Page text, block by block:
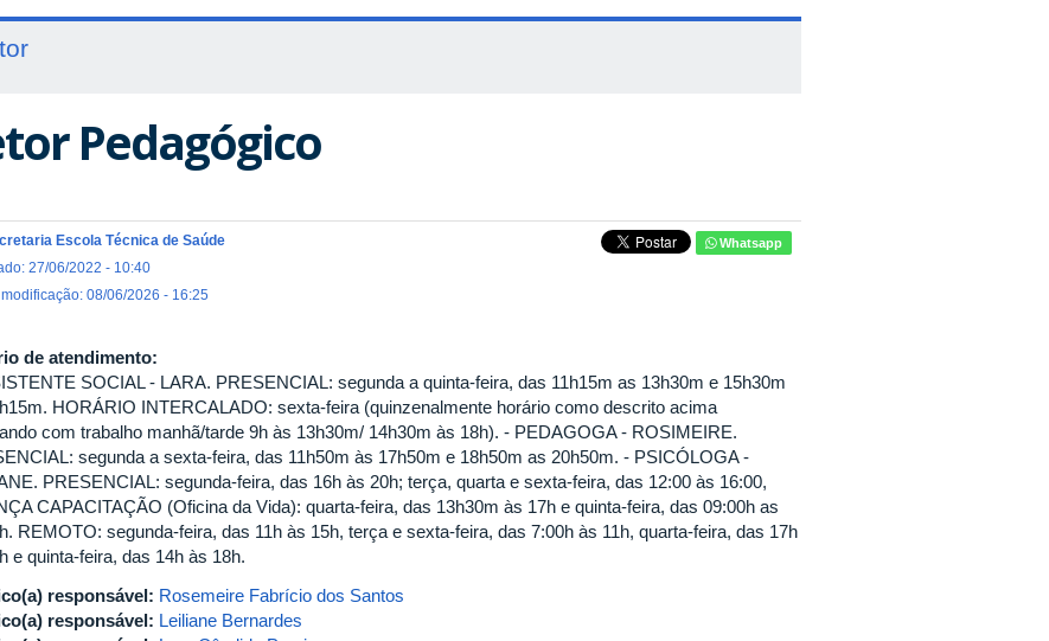
Pedagógico
Escola Técnica de Saúde
27/06/2022 - 10:40
08/06/2026 - 16:25
Whatsapp
de atendimento:
SOCIAL - LARA. PRESENCIAL: segunda a quinta-feira, das 11h15m as 13h30m e 15h30m
HORÁRIO INTERCALADO: sexta-feira (quinzenalmente horário como descrito acima
com trabalho manhã/tarde 9h às 13h30m/ 14h30m às 18h). - PEDAGOGA - ROSIMEIRE.
segunda a sexta-feira, das 11h50m às 17h50m e 18h50m as 20h50m. - PSICÓLOGA -
PRESENCIAL: segunda-feira, das 16h às 20h; terça, quarta e sexta-feira, das 12:00 às 16:00,
CAPACITAÇÃO (Oficina da Vida): quarta-feira, das 13h30m às 17h e quinta-feira, das 09:00h as
REMOTO: segunda-feira, das 11h às 15h, terça e sexta-feira, das 7:00h às 11h, quarta-feira, das 17h
e quinta-feira, das 14h às 18h.
responsável: Rosemeire Fabrício dos Santos
responsável: Leiliane Bernardes